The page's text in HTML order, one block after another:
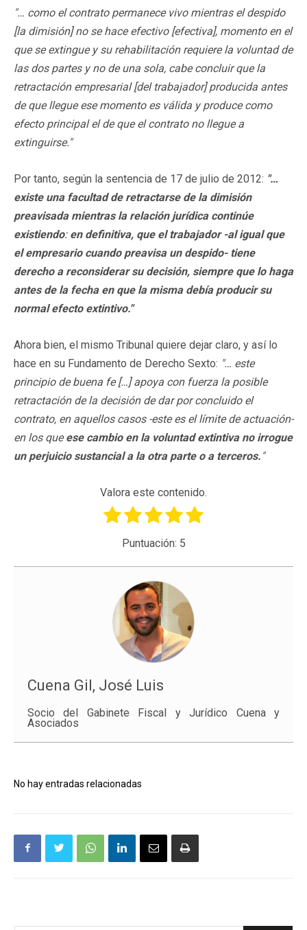
"… como el contrato permanece vivo mientras el despido
[la dimisión] no se hace efectivo [efectiva], momento en el
que se extingue y su rehabilitación requiere la voluntad de
las dos partes y no de una sola, cabe concluir que la
retractación empresarial [del trabajador] producida antes
de que llegue ese momento es válida y produce como
efecto principal el de que el contrato no llegue a
extinguirse."
Por tanto, según la sentencia de 17 de julio de 2012: "…
existe una facultad de retractarse de la dimisión
preavisada mientras la relación jurídica continúe
existiendo: en definitiva, que el trabajador -al igual que
el empresario cuando preavisa un despido- tiene
derecho a reconsiderar su decisión, siempre que lo haga
antes de la fecha en que la misma debía producir su
normal efecto extintivo."
Ahora bien, el mismo Tribunal quiere dejar claro, y así lo
hace en su Fundamento de Derecho Sexto: "… este
principio de buena fe […] apoya con fuerza la posible
retractación de la decisión de dar por concluido el
contrato, en aquellos casos -este es el límite de actuación-
en los queese cambio en la voluntad extintiva no irrogue
un perjuicio sustancial a la otra parte o a terceros. "
Valora este contenido.
Puntuación: 5
Cuena Gil, José Luis
Socio del Gabinete Fiscal y Jurídico Cuena y
Asociados
No hay entradas relacionadas